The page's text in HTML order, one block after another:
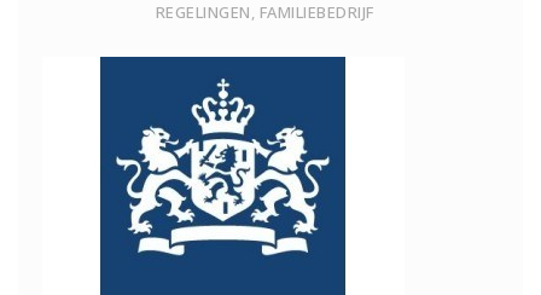
REGELINGEN, FAMILIEBEDRIJF